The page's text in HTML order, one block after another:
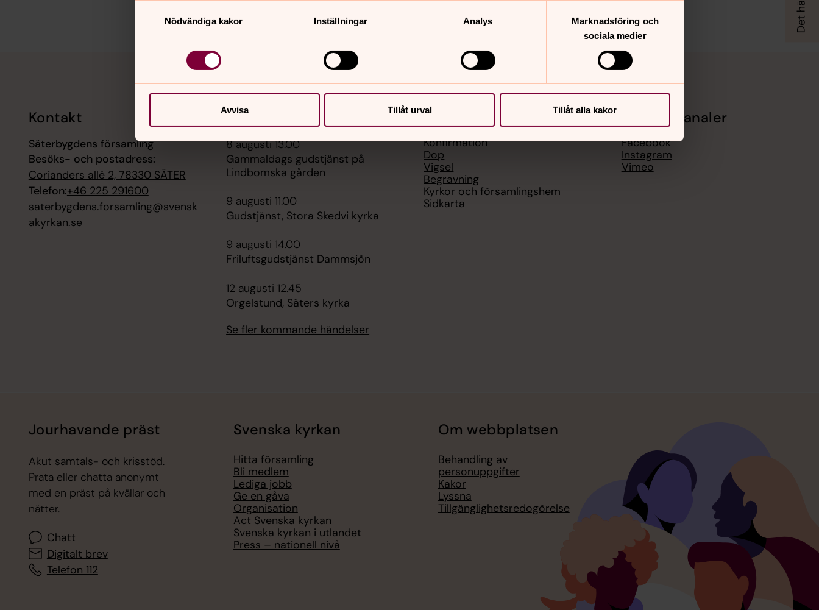
Nödvändiga kakor
Inställningar Analys
Marknadsföring och
sociala medier
Avvisa Tillåt urval Tillåt alla kakor
Kontakt
Säterbygdens församling
Besöks- och postadress:
Corianders allé 2, 78330 SÄTER
Telefon:+46 225 291600
saterbygdens.forsamling@svensk
akyrkan.se
Kalender
8 augusti 13.00
Gammaldags gudstjänst på
Lindbomska gården
9 augusti 11.00
Gudstjänst, Stora Skedvi kyrka
9 augusti 14.00
Friluftsgudstjänst Dammsjön
12 augusti 12.45
Orgelstund, Säters kyrka
Se fler kommande händelser
Hitta snabbt
Konfirmation
Dop
Vigsel
Begravning
Kyrkor och församlingshem
Sidkarta
Sociala kanaler
Facebook
Instagram
Vimeo
Jourhavande präst
Akut samtals- och krisstöd.
Prata eller chatta anonymt
med en präst på kvällar och
nätter.
Chatt
Digitalt brev
Telefon 112
Svenska kyrkan
Hitta församling
Bli medlem
Lediga jobb
Ge en gåva
Organisation
Act Svenska kyrkan
Svenska kyrkan i utlandet
Press – nationell nivå
Om webbplatsen
Behandling av
personuppgifter
Kakor
Lyssna
Tillgänglighetsredogörelse